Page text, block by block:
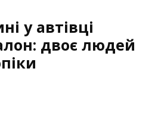
у автівці
двоє людей